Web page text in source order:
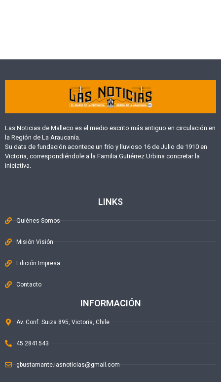
Las Noticias de Malleco es el medio escrito más antiguo en circulación en
la Región de La Araucanía.
Su data de fundación acontece un frío y lluvioso 16 de Julio de 1910 en
Victoria, correspondiéndole a la Familia Gutiérrez Urbina concretar la
iniciativa.
LINKS
Quiénes Somos
Misión Visión
Edición Impresa
Contacto
INFORMACIÓN
Av. Conf. Suiza 895, Victoria, Chile
45 2841543
gbustamante.lasnoticias@gmail.com